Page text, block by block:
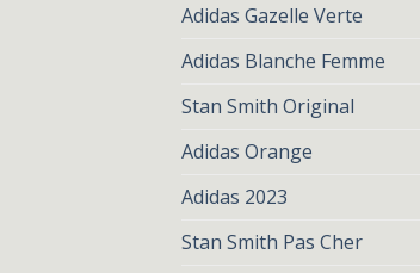
Adidas Gazelle Verte
Adidas Blanche Femme
Stan Smith Original
Adidas Orange
Adidas 2023
Stan Smith Pas Cher